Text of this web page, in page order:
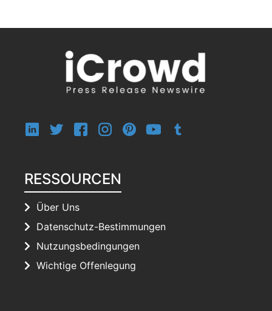
RESSOURCEN
Über Uns
Datenschutz-Bestimmungen
Nutzungsbedingungen
Wichtige Offenlegung